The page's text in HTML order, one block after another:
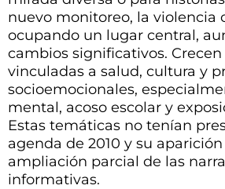
nuevo monitoreo, la violencia
ocupando un lugar central,
cambios significativos.
vinculadas a salud, cultura y
socioemocionales,
mental, acoso escolar y
Estas temáticas no tenían
agenda de 2010 y su
ampliación parcial de las
informativas.